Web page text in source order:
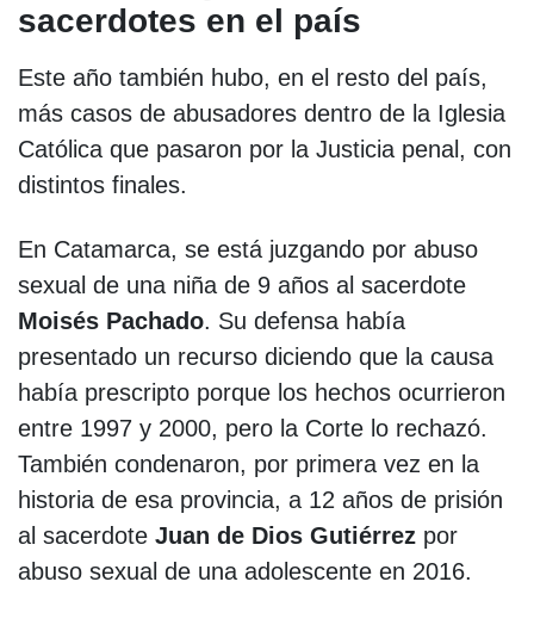
sacerdotes en el país
Este año también hubo, en el resto del país,
más casos de abusadores dentro de la Iglesia
Católica que pasaron por la Justicia penal, con
distintos finales.
En Catamarca, se está juzgando por abuso
sexual de una niña de 9 años al sacerdote
Moisés Pachado. Su defensa había
presentado un recurso diciendo que la causa
había prescripto porque los hechos ocurrieron
entre 1997 y 2000, pero la Corte lo rechazó.
También condenaron, por primera vez en la
historia de esa provincia, a 12 años de prisión
al sacerdote Juan de Dios Gutiérrez por
abuso sexual de una adolescente en 2016.